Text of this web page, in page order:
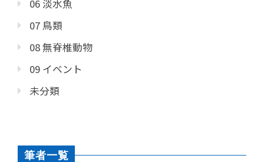
06 淡水魚
07 鳥類
08 無脊椎動物
09 イベント
未分類
筆者一覧